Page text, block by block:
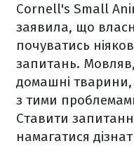
Cornell's Small
заявила, що
почуватись
запитань.
домашні тварини,
з тими
Ставити
намагатися